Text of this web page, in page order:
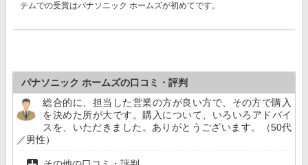
テムでの受賞はパナソニック ホームズが初めてです。
パナソニック ホームズの口コミ・評判
総合的に、担当した営業の方が良い方で、その方で購入
を決めた所が大です。購入について、いろいろアドバイ
スを、いただきました。ありがとうございます。（50代
／男性）